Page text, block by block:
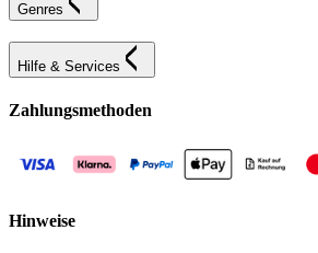
Genres
Hilfe & Services
Zahlungsmethoden
Hinweise